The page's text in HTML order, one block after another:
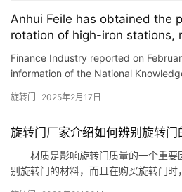
系
我
们
Anhui Feile has obtained the
rotation of high-iron stations,
directional transmission effect
Finance Industry reported on
information of the National
obtai…
旋转门 2025年2月17日
旋转门厂家介绍如何辨别旋转门
材质是影响旋转门质量的一个重要
别旋转门的材料，而且在购买旋转门